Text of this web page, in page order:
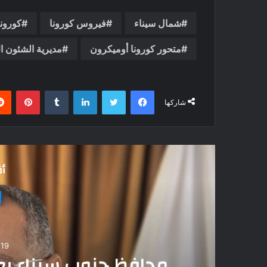
شمال سيناء فيروس كورونا
متحور كورونا أوميكرون مديرية الشئون
شاركها
فيسبوك تويتر لينكدإن
19 أكتوبر، 2024